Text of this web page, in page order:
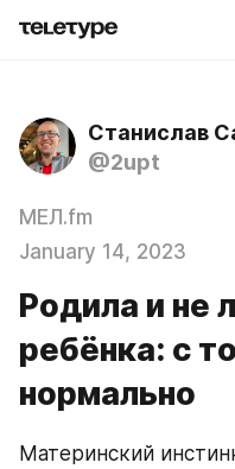
@2upt
МЕЛ.fm
January 14, 2023
Родила и не
ребёнка: с
нормально
Материнский